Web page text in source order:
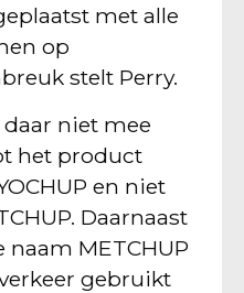
met alle
op
stelt Perry.
niet mee
het product
en niet
Daarnaast
METCHUP
gebruikt